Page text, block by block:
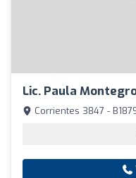
Lic. Paula
Corrientes 3847 -